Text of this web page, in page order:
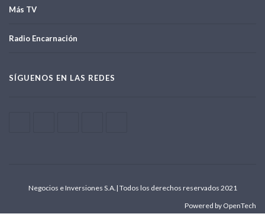
Más TV
Radio Encarnación
SÍGUENOS EN LAS REDES
Negocios e Inversiones S.A.| Todos los derechos reservados 2021
Powered by OpenTech